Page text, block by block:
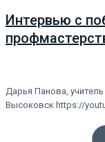
Интервью с
Дарья Панова,
Высоковск https://